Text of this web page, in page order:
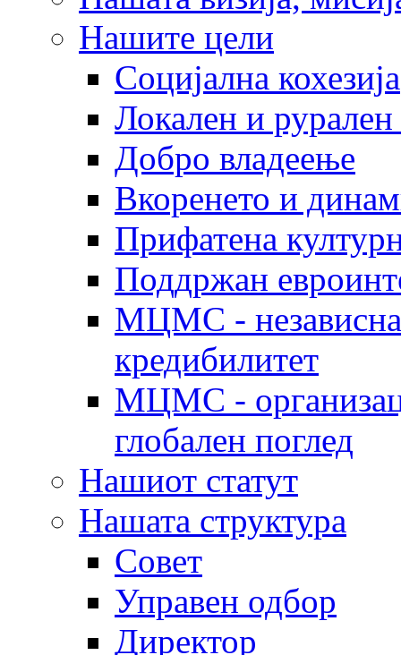
Нашите цели
Социјална кохезија
Локален и рурален
Добро владеење
Вкоренето и
Прифатена
Поддржан
МЦМС - независна
кредибилитет
МЦМС -
глобален поглед
Нашиот статут
Нашата структура
Совет
Управен одбор
Директор